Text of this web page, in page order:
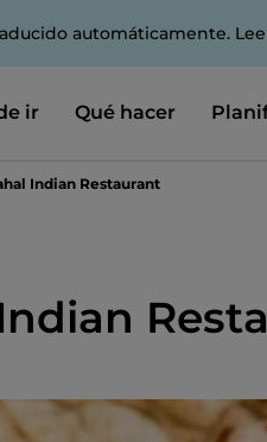
automáticamente.
ir Qué hacer
Indian Restaurant